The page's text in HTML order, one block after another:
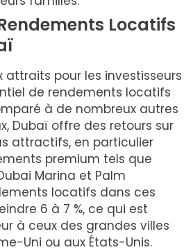
Locatifs
attraits pour les investisseurs
de rendements locatifs
à de nombreux autres
Dubaï offre des retours sur
attractifs, en particulier
premium tels que
Marina et Palm
locatifs dans ces
6 à 7 %, ce qui est
à ceux des grandes villes
Uni ou aux États-Unis.